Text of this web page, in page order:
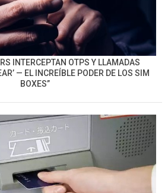
INTERCEPTAN OTPS Y LLAMADAS
— EL INCREÍBLE PODER DE LOS SIM
BOXES”